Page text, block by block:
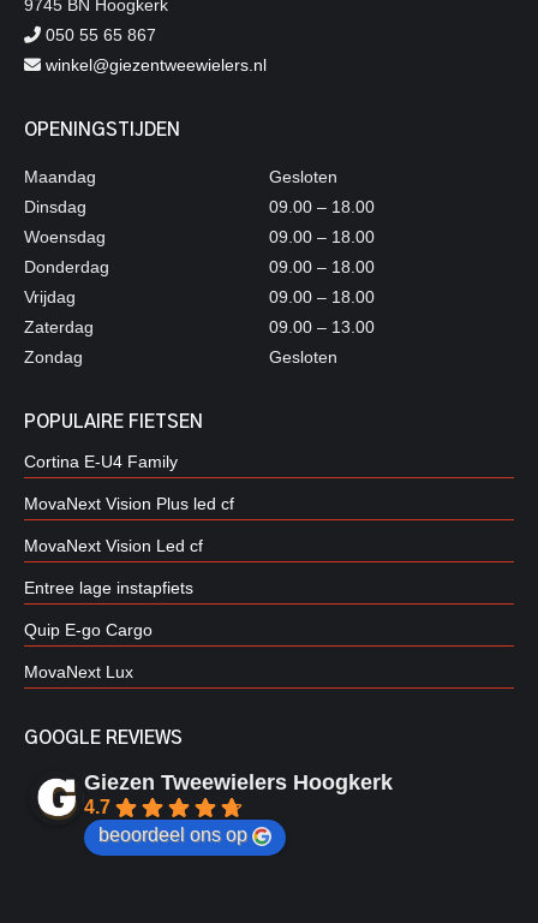
9745 BN Hoogkerk
050 55 65 867
winkel@giezentweewielers.nl
OPENINGSTIJDEN
Maandag
Dinsdag
Woensdag
Donderdag
Vrijdag
Zaterdag
Zondag
Gesloten
09.00 – 18.00
09.00 – 18.00
09.00 – 18.00
09.00 – 18.00
09.00 – 13.00
Gesloten
POPULAIRE FIETSEN
Cortina E-U4 Family
MovaNext Vision Plus led cf
MovaNext Vision Led cf
Entree lage instapfiets
Quip E-go Cargo
MovaNext Lux
GOOGLE REVIEWS
Giezen Tweewielers Hoogkerk
4.7
beoordeel ons op